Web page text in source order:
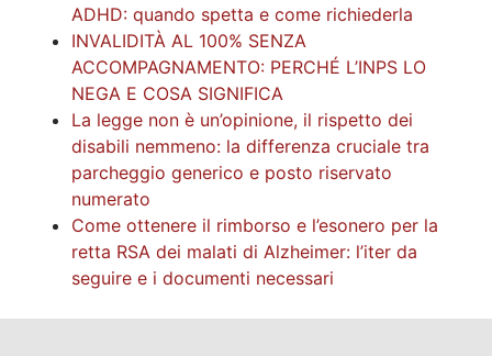
ADHD: quando spetta e come richiederla
INVALIDITÀ AL 100% SENZA
ACCOMPAGNAMENTO: PERCHÉ L’INPS LO
NEGA E COSA SIGNIFICA
La legge non è un’opinione, il rispetto dei
disabili nemmeno: la differenza cruciale tra
parcheggio generico e posto riservato
numerato
Come ottenere il rimborso e l’esonero per la
retta RSA dei malati di Alzheimer: l’iter da
seguire e i documenti necessari